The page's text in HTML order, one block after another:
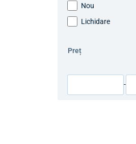
Nou
Lichidare
Preț
-